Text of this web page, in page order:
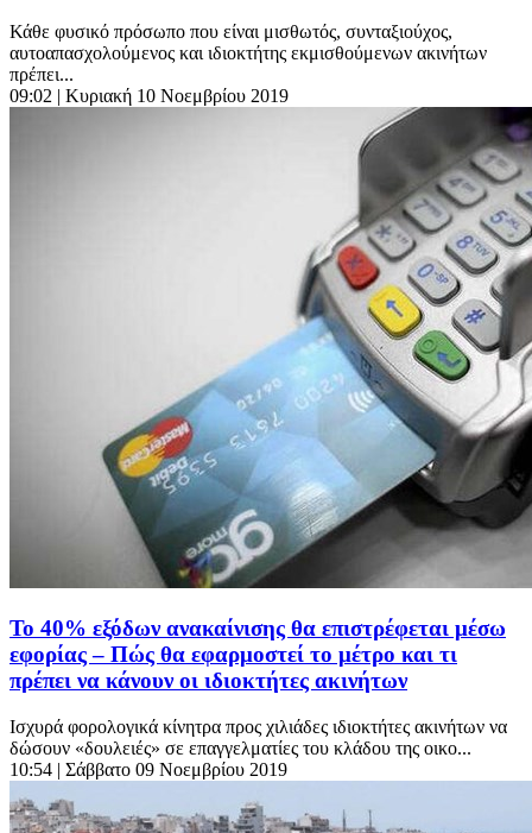
Κάθε φυσικό πρόσωπο που είναι μισθωτός, συνταξιούχος,
αυτοαπασχολούμενος και ιδιοκτήτης εκμισθούμενων ακινήτων
πρέπει...
09:02 | Κυριακή 10 Νοεμβρίου 2019
Το 40% εξόδων ανακαίνισης θα επιστρέφεται μέσω
εφορίας – Πώς θα εφαρμοστεί το μέτρο και τι
πρέπει να κάνουν οι ιδιοκτήτες ακινήτων
Ισχυρά φορολογικά κίνητρα προς χιλιάδες ιδιοκτήτες ακινήτων να
δώσουν «δουλειές» σε επαγγελματίες του κλάδου της οικο...
10:54 | Σάββατο 09 Νοεμβρίου 2019